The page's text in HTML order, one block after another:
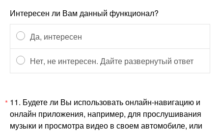
Интересен ли Вам данный функционал?
Да, интересен
Нет, не интересен. Дайте развернутый ответ
* 11. Будете ли Вы использовать онлайн-навигацию и
онлайн приложения, например, для прослушивания
музыки и просмотра видео в своем автомобиле, или